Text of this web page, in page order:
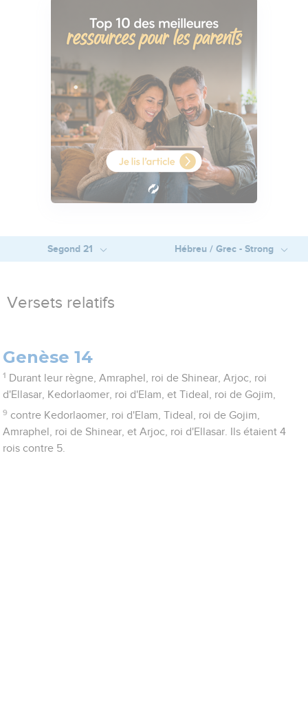
Segond 21 Hébreu / Grec - Strong
Versets relatifs
Genèse 14
1 Durant leur règne, Amraphel, roi de Shinear, Arjoc, roi
d'Ellasar, Kedorlaomer, roi d'Elam, et Tideal, roi de Gojim,
9 contre Kedorlaomer, roi d'Elam, Tideal, roi de Gojim,
Amraphel, roi de Shinear, et Arjoc, roi d'Ellasar. Ils étaient 4
rois contre 5.